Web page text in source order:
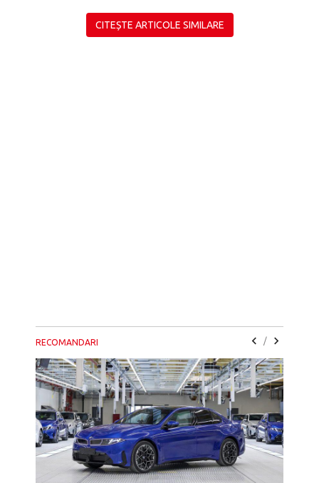
CITEȘTE ARTICOLE SIMILARE
RECOMANDARI /